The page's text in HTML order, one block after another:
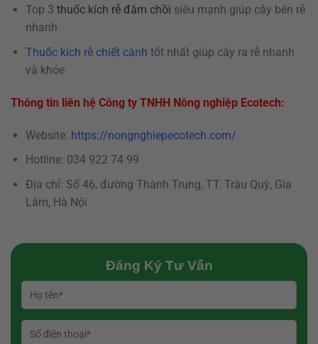
Top 3 thuốc kích rễ đâm chồi siêu mạnh giúp cây bén rễ
nhanh
Thuốc kích rễ chiết cành tốt nhất giúp cây ra rễ nhanh
và khỏe
Thông tin liên hệ Công ty TNHH Nông nghiệp Ecotech:
Website: https://nongnghiepecotech.com/
Hotline: 034 922 74 99
Địa chỉ: Số 46, đường Thành Trung, TT. Trâu Quỳ, Gia
Lâm, Hà Nội
Đăng Ký Tư Vấn